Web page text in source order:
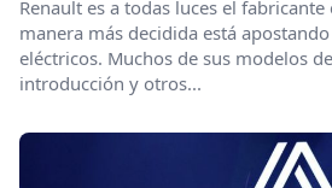
Renault es a todas luces el
manera más decidida está
eléctricos. Muchos de sus modelos
introducción y otros...